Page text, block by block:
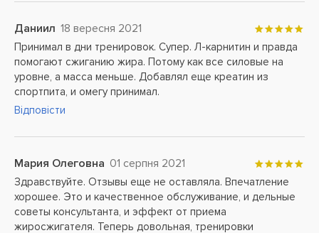
Даниил 18 вересня 2021
Принимал в дни тренировок. Супер. Л-карнитин и правда
помогают сжиганию жира. Потому как все силовые на
уровне, а масса меньше. Добавлял еще креатин из
спортпита, и омегу принимал.
Відповісти
Мария Олеговна 01 серпня 2021
Здравствуйте. Отзывы еще не оставляла. Впечатление
хорошее. Это и качественное обслуживание, и дельные
советы консультанта, и эффект от приема
жиросжигателя. Теперь довольная, тренировки